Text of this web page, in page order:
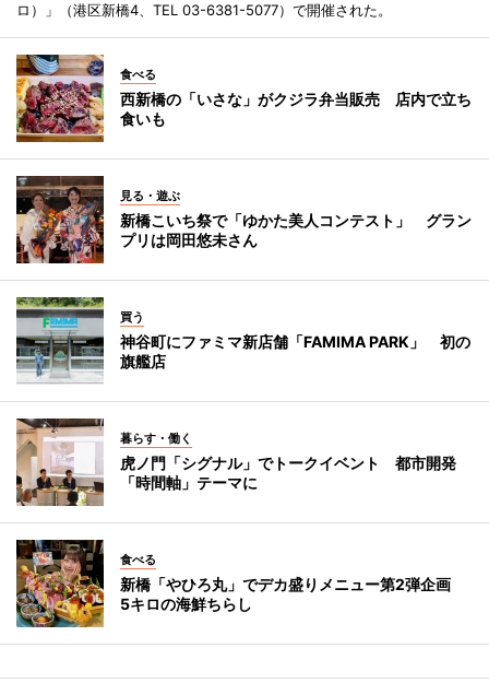
ロ）」（港区新橋4、TEL 03-6381-5077）で開催された。
食べる
西新橋の「いさな」がクジラ弁当販売 店内で立ち
食いも
見る・遊ぶ
新橋こいち祭で「ゆかた美人コンテスト」 グラン
プリは岡田悠未さん
買う
神谷町にファミマ新店舗「FAMIMA PARK」 初の
旗艦店
暮らす・働く
虎ノ門「シグナル」でトークイベント 都市開発
「時間軸」テーマに
食べる
新橋「やひろ丸」でデカ盛りメニュー第2弾企画
5キロの海鮮ちらし